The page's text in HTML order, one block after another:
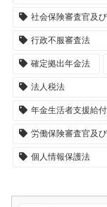
社会保険審査官及
行政不服審査法
確定拠出年金法
法人税法
年金生活者支援給
労働保険審査官及
個人情報保護法